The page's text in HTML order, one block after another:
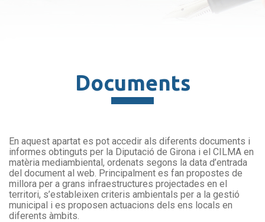
Documents
En aquest apartat es pot accedir als diferents documents i
informes obtinguts per la Diputació de Girona i el CILMA en
matèria mediambiental, ordenats segons la data d’entrada
del document al web. Principalment es fan propostes de
millora per a grans infraestructures projectades en el
territori, s’estableixen criteris ambientals per a la gestió
municipal i es proposen actuacions dels ens locals en
diferents àmbits.